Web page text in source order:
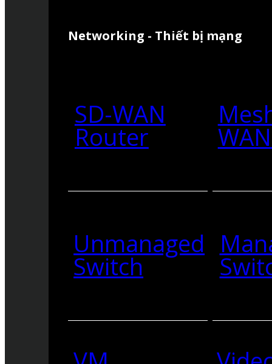
Networking - Thiết bị mạng
SD-WAN
Router
Unmanaged
Switch